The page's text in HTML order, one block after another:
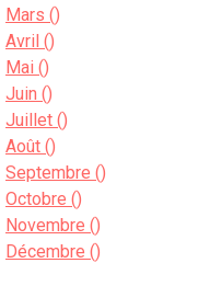
Mars ()
Avril ()
Mai ()
Juin ()
Juillet ()
Août ()
Septembre ()
Octobre ()
Novembre ()
Décembre ()